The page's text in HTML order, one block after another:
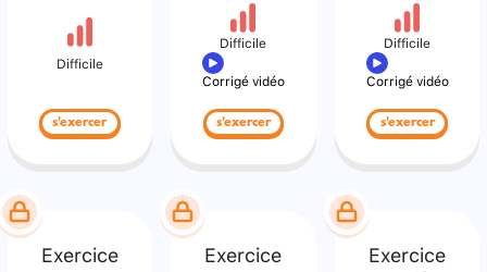
Difficile
s'exercer
Difficile
Corrigé vidéo
s'exercer
Difficile
Corrigé vidéo
s'exercer
Exercice Exercice Exercice